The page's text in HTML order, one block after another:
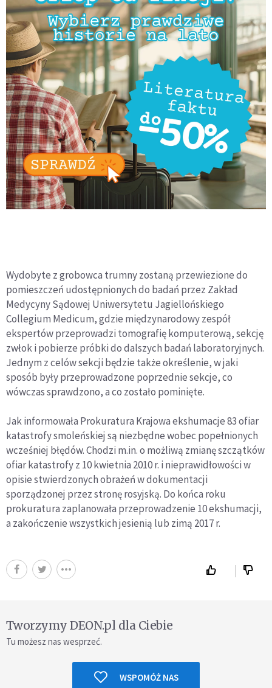
Wydobyte z grobowca trumny zostaną przewiezione do
pomieszczeń udostępnionych do badań przez Zakład
Medycyny Sądowej Uniwersytetu Jagiellońskiego
Collegium Medicum, gdzie międzynarodowy zespół
ekspertów przeprowadzi tomografię komputerową, sekcję
zwłok i pobierze próbki do dalszych badań laboratoryjnych.
Jednym z celów sekcji będzie także określenie, w jaki
sposób były przeprowadzone poprzednie sekcje, co
wówczas sprawdzono, a co zostało pominięte.
Jak informowała Prokuratura Krajowa ekshumacje 83 ofiar
katastrofy smoleńskiej są niezbędne wobec popełnionych
wcześniej błędów. Chodzi m.in. o możliwą zmianę szczątków
ofiar katastrofy z 10 kwietnia 2010 r. i nieprawidłowości w
opisie stwierdzonych obrażeń w dokumentacji
sporządzonej przez stronę rosyjską. Do końca roku
prokuratura zaplanowała przeprowadzenie 10 ekshumacji,
a zakończenie wszystkich jesienią lub zimą 2017 r.
Tworzymy DEON.pl dla Ciebie
Tu możesz nas wesprzeć.
WSPOMÓŻ NAS